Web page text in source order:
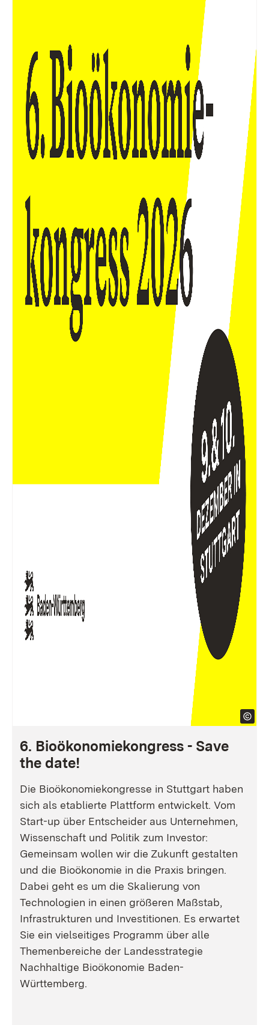
6. Bioökonomiekongress - Save
the date!
Die Bioökonomiekongresse in Stuttgart haben
sich als etablierte Plattform entwickelt. Vom
Start-up über Entscheider aus Unternehmen,
Wissenschaft und Politik zum Investor:
Gemeinsam wollen wir die Zukunft gestalten
und die Bioökonomie in die Praxis bringen.
Dabei geht es um die Skalierung von
Technologien in einen größeren Maßstab,
Infrastrukturen und Investitionen. Es erwartet
Sie ein vielseitiges Programm über alle
Themenbereiche der Landesstrategie
Nachhaltige Bioökonomie Baden-
Württemberg.